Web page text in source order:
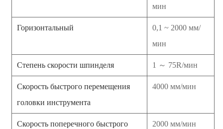
мин
Горизонтальный
0,1 ~ 2000 мм/
мин
Степень скорости шпинделя 1 ～ 75R/мин
Скорость быстрого перемещения
головки инструмента
4000 мм/мин
Скорость поперечного быстрого
2000 мм/мин